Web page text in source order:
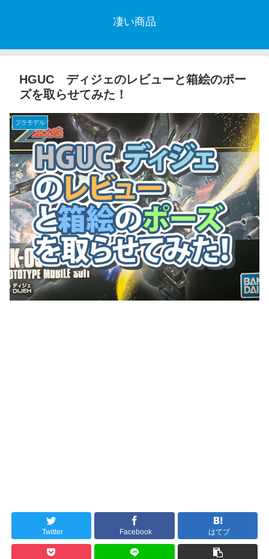
凄い商品
HGUC ディジェのレビューと箱絵のポー
ズを取らせてみた！
プラモデル
Twitter Facebook はてブ